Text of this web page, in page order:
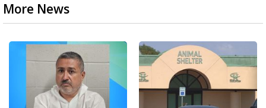
More News